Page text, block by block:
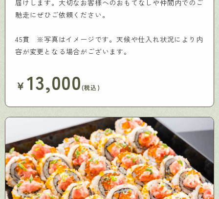
届けします。大切なお客様へのおもてなしや仲間内でのご
馳走にぜひご依頼ください。
45貫 ※写真はイメージです。天候や仕入れ状況により内
容が変更となる場合がございます。
￥13,000(税込)